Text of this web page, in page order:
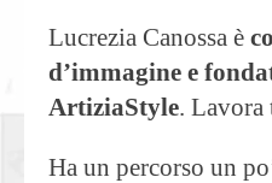
Lucrezia Canossa è
d’immagine e
ArtiziaStyle. Lavora
Ha un percorso un